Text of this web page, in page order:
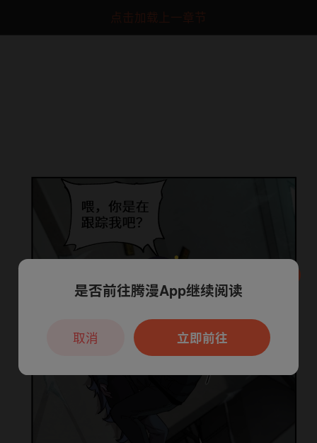
点击加载上一章节
本章节仅支持App阅读，可打开App新用
户7天免费看
是否前往腾漫App继续阅读
立即前往
取消